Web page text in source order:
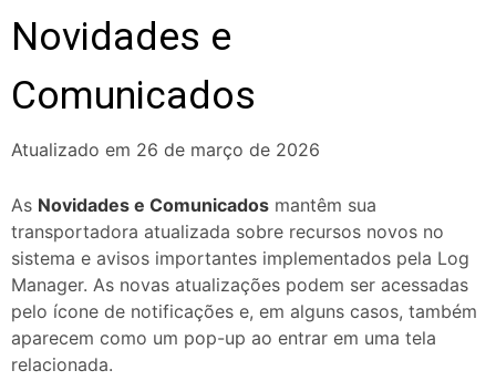
Novidades e
Comunicados
Atualizado em 26 de março de 2026
As Novidades e Comunicados mantêm sua
transportadora atualizada sobre recursos novos no
sistema e avisos importantes implementados pela Log
Manager. As novas atualizações podem ser acessadas
pelo ícone de notificações e, em alguns casos, também
aparecem como um pop-up ao entrar em uma tela
relacionada.